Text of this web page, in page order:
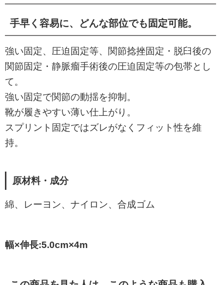
手早く容易に、どんな部位でも固定可能。
強い固定、圧迫固定等、関節捻挫固定・脱臼後の
関節固定・静脈瘤手術後の圧迫固定等の包帯とし
て。
強い固定で関節の動揺を抑制。
靴が履きやすい薄い仕上がり。
スプリント固定ではズレがなくフィット性を維
持。
原材料・成分
綿、レーヨン、ナイロン、合成ゴム
幅×伸長:5.0cm×4m